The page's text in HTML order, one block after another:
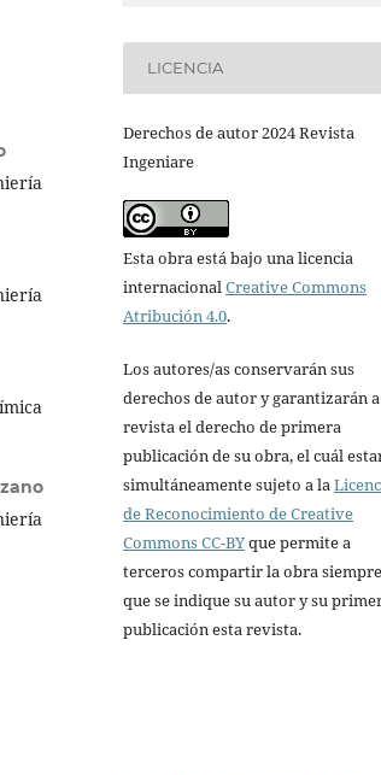
LICENCIA
Derechos de autor 2024 Revista
Ingeniare
Esta obra está bajo una licencia
internacionalCreative Commons
Atribución 4.0.
Los autores/as conservarán sus
derechos de autor y garantizarán
revista el derecho de primera
publicación de su obra, el cuál
simultáneamente sujeto a la
de Reconocimiento de Creative
Commons CC-BYque permite a
terceros compartir la obra siempre
que se indique su autor y su
publicación esta revista.